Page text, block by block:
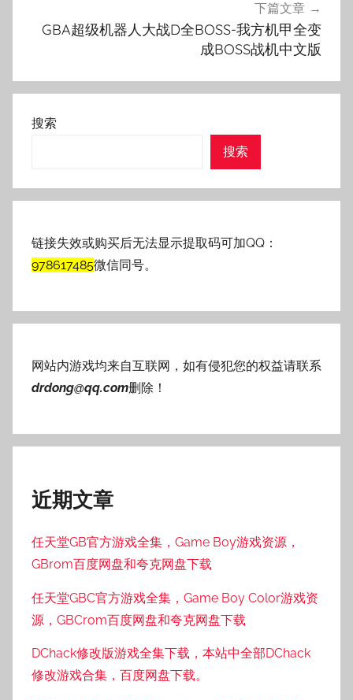
下篇文章
GBA超级机器人大战D全BOSS-我方机甲全变
成BOSS战机中文版
搜索
搜索
链接失效或购买后无法显示提取码可加QQ：
978617485微信同号。
网站内游戏均来自互联网，如有侵犯您的权益请联系
drdong@qq.com删除！
近期文章
任天堂GB官方游戏全集，Game Boy游戏资源，
GBrom百度网盘和夸克网盘下载
任天堂GBC官方游戏全集，Game Boy Color游戏资
源，GBCrom百度网盘和夸克网盘下载
DChack修改版游戏全集下载，本站中全部DChack
修改游戏合集，百度网盘下载。